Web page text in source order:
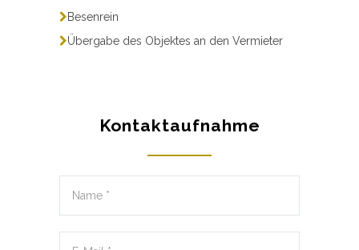
Besenrein
Übergabe des Objektes an den Vermieter
Kontaktaufnahme